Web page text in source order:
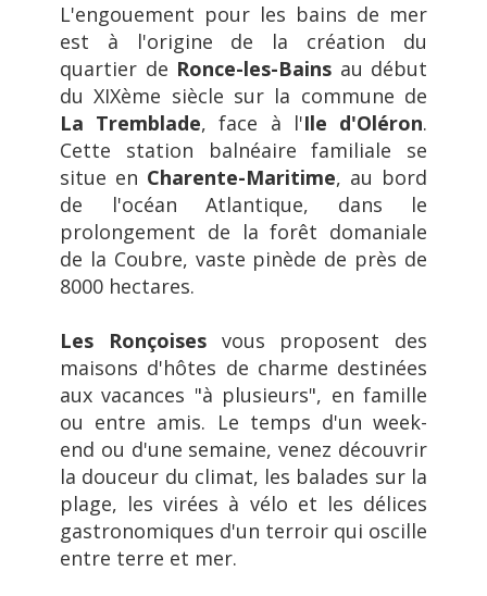
L'engouement pour les bains de mer
est à l'origine de la création du
quartier de Ronce-les-Bains au début
du XIXème siècle sur la commune de
La Tremblade, face à l'Ile d'Oléron.
Cette station balnéaire familiale se
situe en Charente-Maritime, au bord
de l'océan Atlantique, dans le
prolongement de la forêt domaniale
de la Coubre, vaste pinède de près de
8000 hectares.
Les Ronçoisesvous proposent des
maisons d'hôtes de charme destinées
aux vacances "à plusieurs", en famille
ou entre amis. Le temps d'un week-
end ou d'une semaine, venez découvrir
la douceur du climat, les balades sur la
plage, les virées à vélo et les délices
gastronomiques d'un terroir qui oscille
entre terre et mer.